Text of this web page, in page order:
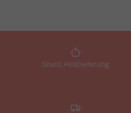
Gratis Filiallieferung